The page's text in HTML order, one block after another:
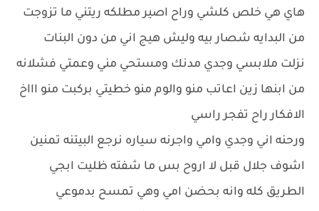
هاي هي خلص كلشي وراح اصير مطلكه ريتني ما تزوجت
من البدايه شصار بيه وليش هيج اني من دون البنات
نزلت ملابسي وجدي مدنك ومستحي مني وعمتي فشلانه
من ابنها زين اعاتب منو والوم منو خطيتي بركبت منو اااخ
الافكار راح تفجر راسي
ورحنه اني وجدي وامي واجرنه سياره نرجع البيتنه تمنين
اشوف جلال قبل لا اروح بس ما شفته ظليت ابجي
الطريق كله وانه بحضن امي وهي تمسح بدموعي